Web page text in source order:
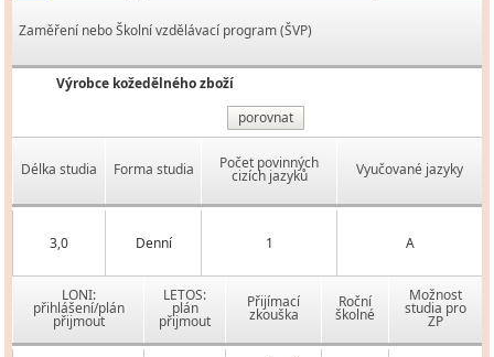
Zaměření nebo Školní vzdělávací program (ŠVP)
Výrobce kožedělného zboží
porovnat
Délka studia Forma studia Počet povinných
cizích jazyků Vyučované jazyky
3,0 Denní 1 A
LONI:
přihlášení/plán
přijmout
LETOS:
plán
přijmout
Přijímací
zkouška
Roční
školné
Možnost
studia pro
ZP